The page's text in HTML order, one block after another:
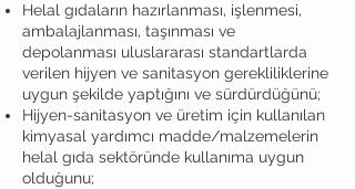
Helal gıdaların hazırlanması, işlenmesi,
ambalajlanması, taşınması ve
depolanması uluslararası standartlarda
verilen hijyen ve sanitasyon gerekliliklerine
uygun şekilde yaptığını ve sürdürdüğünü;
Hijyen-sanitasyon ve üretim için kullanılan
kimyasal yardımcı madde/malzemelerin
helal gıda sektöründe kullanıma uygun
olduğunu;